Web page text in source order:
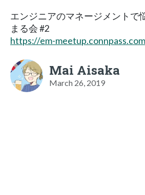
エンジニアのマネージメントで
まる会 #2
https://em-
Mai Aisaka
March 26, 2019